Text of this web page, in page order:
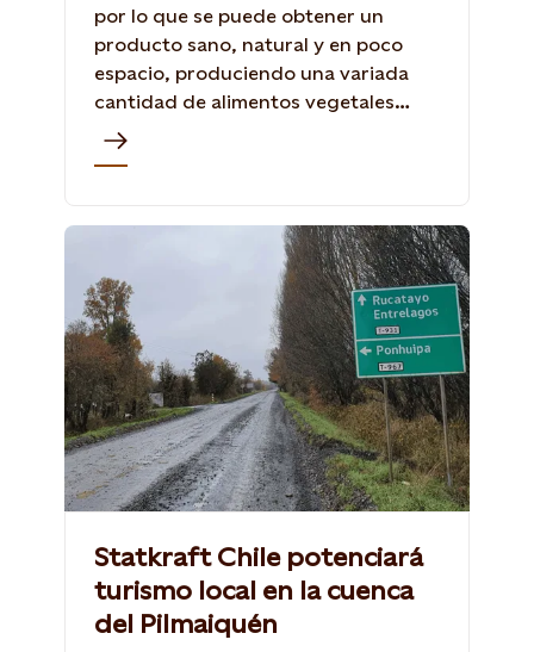
por lo que se puede obtener un
producto sano, natural y en poco
espacio, produciendo una variada
cantidad de alimentos vegetales
para el autoconsumo fresco de las
familias.
Statkraft Chile potenciará
turismo local en la cuenca
del Pilmaiquén